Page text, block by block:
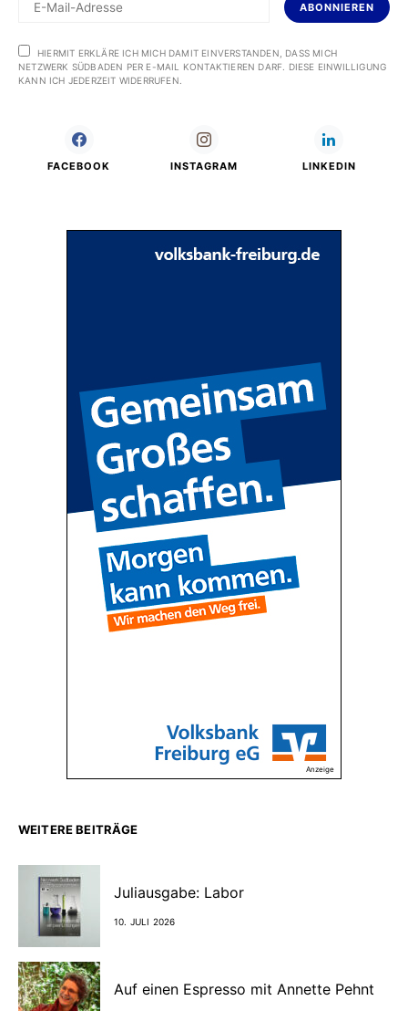
ABONNIEREN
HIERMIT ERKLÄRE ICH MICH DAMIT EINVERSTANDEN, DASS MICH
NETZWERK SÜDBADEN PER E-MAIL KONTAKTIEREN DARF. DIESE EINWILLIGUNG
KANN ICH JEDERZEIT WIDERRUFEN.
FACEBOOK INSTAGRAM LINKEDIN
Anzeige
WEITERE BEITRÄGE
Juliausgabe: Labor
10. JULI 2026
Auf einen Espresso mit Annette Pehnt